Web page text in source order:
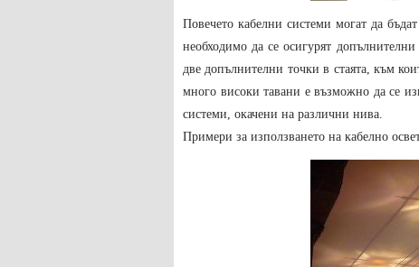
Повечето кабелни системи могат да
необходимо да се осигурят
две допълнителни точки в стаята, към
много високи тавани е възможно да се
системи, окачени на различни нива.
Примери за използването на кабелно